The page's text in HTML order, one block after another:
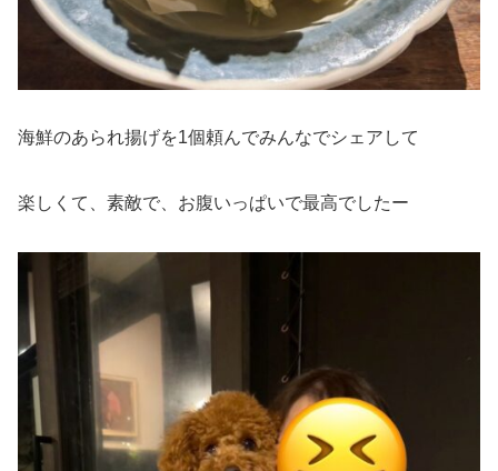
海鮮のあられ揚げを1個頼んでみんなでシェアして
楽しくて、素敵で、お腹いっぱいで最高でしたー